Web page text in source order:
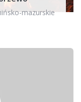
mazurskie